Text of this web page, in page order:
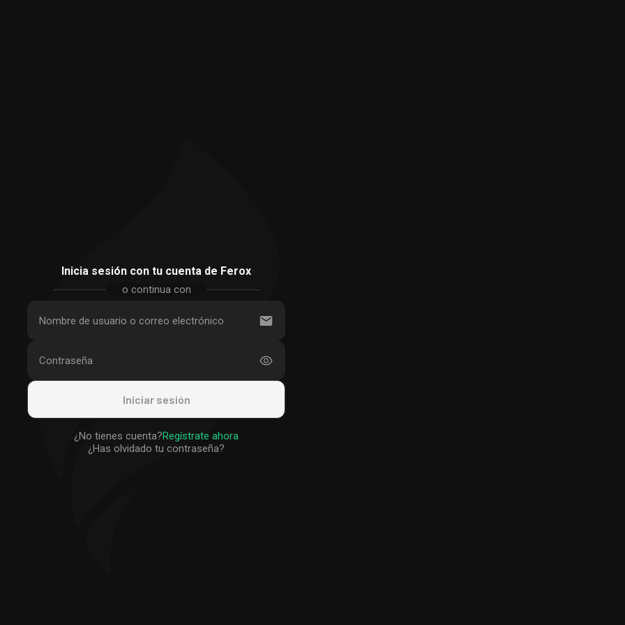
Inicia sesión con tu cuenta de Ferox
Iniciar sesión
¿No tienes cuenta?Regístrate ahora
¿Has olvidado tu contraseña?